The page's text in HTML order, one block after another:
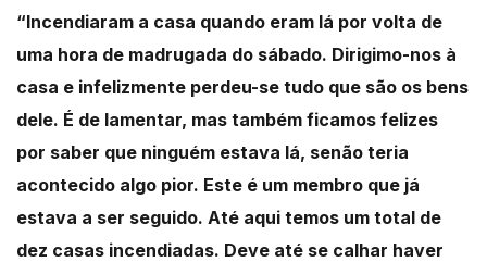
“Incendiaram a casa quando eram lá por volta de
uma hora de madrugada do sábado. Dirigimo-nos à
casa e infelizmente perdeu-se tudo que são os bens
dele. É de lamentar, mas também ficamos felizes
por saber que ninguém estava lá, senão teria
acontecido algo pior. Este é um membro que já
estava a ser seguido. Até aqui temos um total de
dez casas incendiadas. Deve até se calhar haver